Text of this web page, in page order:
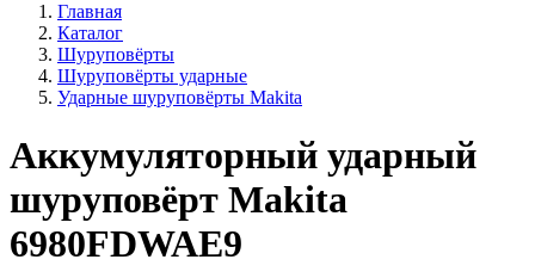
Главная
Каталог
Шуруповёрты
Шуруповёрты ударные
Ударные шуруповёрты Makita
Аккумуляторный ударный
шуруповёрт Makita
6980FDWAE9